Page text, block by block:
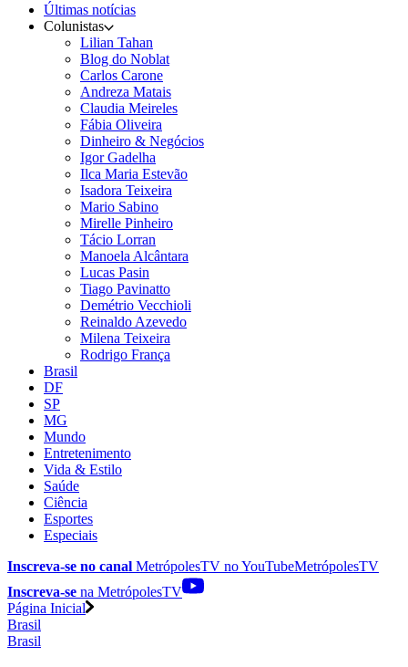
Últimas notícias
Colunistas
Lilian Tahan
Blog do Noblat
Carlos Carone
Andreza Matais
Claudia Meireles
Fábia Oliveira
Dinheiro & Negócios
Igor Gadelha
Ilca Maria Estevão
Isadora Teixeira
Mario Sabino
Mirelle Pinheiro
Tácio Lorran
Manoela Alcântara
Lucas Pasin
Tiago Pavinatto
Demétrio Vecchioli
Reinaldo Azevedo
Milena Teixeira
Rodrigo França
Brasil
DF
SP
MG
Mundo
Entretenimento
Vida & Estilo
Saúde
Ciência
Esportes
Especiais
Inscreva-se no canal MetrópolesTV noYouTubeMetrópolesTV
Inscreva-se na MetrópolesTV
Página Inicial
Brasil
Brasil